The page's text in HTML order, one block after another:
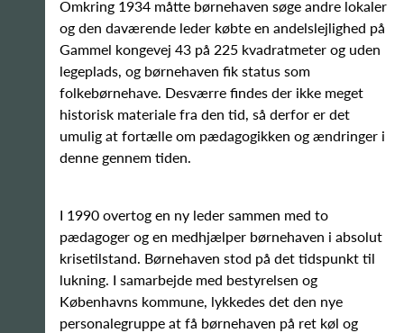
Omkring 1934 måtte børnehaven søge andre lokaler
og den daværende leder købte en andelslejlighed på
Gammel kongevej 43 på 225 kvadratmeter og uden
legeplads, og børnehaven fik status som
folkebørnehave. Desværre findes der ikke meget
historisk materiale fra den tid, så derfor er det
umulig at fortælle om pædagogikken og ændringer i
denne gennem tiden.
I 1990 overtog en ny leder sammen med to
pædagoger og en medhjælper børnehaven i absolut
krisetilstand. Børnehaven stod på det tidspunkt til
lukning. I samarbejde med bestyrelsen og
Københavns kommune, lykkedes det den nye
personalegruppe at få børnehaven på ret køl og